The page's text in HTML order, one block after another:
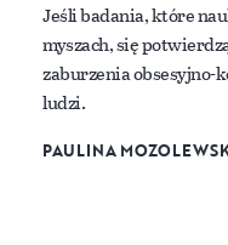
Jeśli badania, które
myszach, się
zaburzenia obsesyjno-
ludzi.
PAULINA